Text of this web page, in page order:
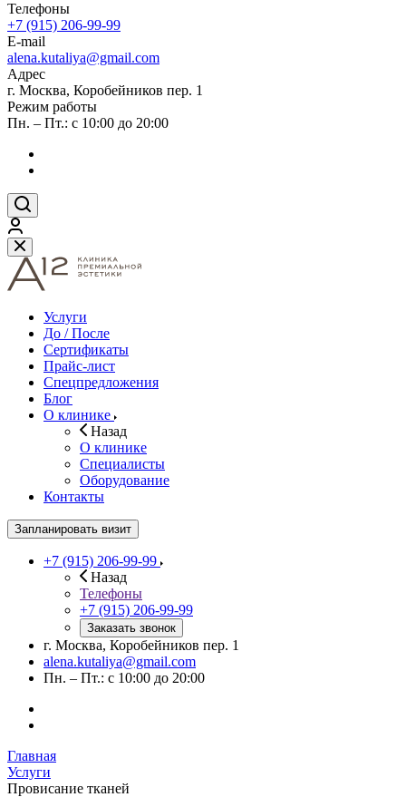
Телефоны
+7 (915) 206-99-99
E-mail
alena.kutaliya@gmail.com
Адрес
г. Москва, Коробейников пер. 1
Режим работы
Пн. – Пт.: с 10:00 до 20:00
Услуги
До / После
Сертификаты
Прайс-лист
Спецпредложения
Блог
О клинике
Назад
О клинике
Специалисты
Оборудование
Контакты
Запланировать визит
+7 (915) 206-99-99
Назад
Телефоны
+7 (915) 206-99-99
Заказать звонок
г. Москва, Коробейников пер. 1
alena.kutaliya@gmail.com
Пн. – Пт.: с 10:00 до 20:00
Главная
Услуги
Провисание тканей